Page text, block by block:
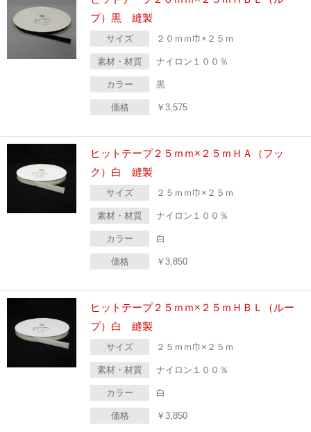
プ）黒 縫製
サイズ ２０ｍｍ巾×２５ｍ
素材・材質 ナイロン１００％
カラー 黒
価格 ￥ 3,575
ヒットテープ２５ｍｍ×２５ｍＨＡ（フッ
ク）白 縫製
サイズ ２５ｍｍ巾×２５ｍ
素材・材質 ナイロン１００％
カラー 白
価格 ￥ 3,850
ヒットテープ２５ｍｍ×２５ｍＨＢＬ（ルー
プ）白 縫製
サイズ ２５ｍｍ巾×２５ｍ
素材・材質 ナイロン１００％
カラー 白
価格 ￥ 3,850